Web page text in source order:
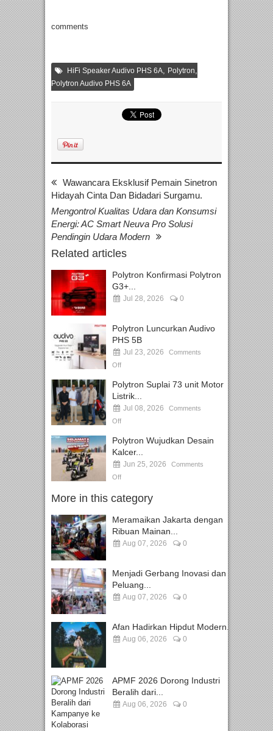
comments
HiFi Speaker Audivo PHS 6A, Polytron,
Polytron Audivo PHS 6A
Wawancara Eksklusif Pemain Sinetron
Hidayah Cinta Dan Bidadari Surgamu.
Mengontrol Kualitas Udara dan Konsumsi
Energi: AC Smart Neuva Pro Solusi
Pendingin Udara Modern
Related articles
Polytron Konfirmasi Polytron
G3+...
Jul 28, 2026 0
Polytron Luncurkan Audivo
PHS 5B
Jul 23, 2026
Comments
Off
Polytron Suplai 73 unit Motor
Listrik...
Jul 08, 2026
Comments
Off
Polytron Wujudkan Desain
Kalcer...
Jun 25, 2026
Comments
Off
More in this category
Meramaikan Jakarta dengan
Ribuan Mainan...
Aug 07, 2026 0
Menjadi Gerbang Inovasi dan
Peluang...
Aug 07, 2026 0
Afan Hadirkan Hipdut Modern...
Aug 06, 2026 0
APMF 2026 Dorong Industri
Beralih dari...
Aug 06, 2026 0